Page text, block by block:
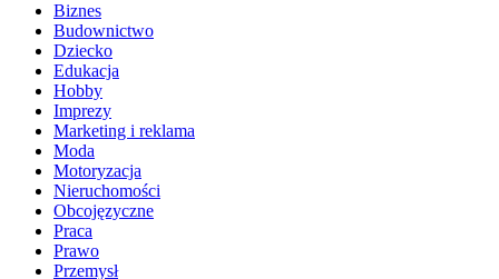
Biznes
Budownictwo
Dziecko
Edukacja
Hobby
Imprezy
Marketing i reklama
Moda
Motoryzacja
Nieruchomości
Obcojęzyczne
Praca
Prawo
Przemysł